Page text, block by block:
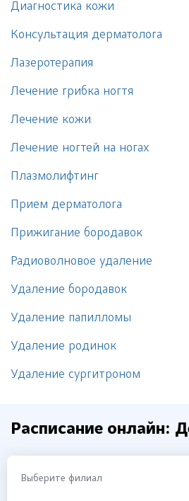
Диагностика кожи
Консультация дерматолога
Лазеротерапия
Лечение грибка ногтя
Лечение кожи
Лечение ногтей на ногах
Плазмолифтинг
Прием дерматолога
Прижигание бородавок
Радиоволновое удаление
Удаление бородавок
Удаление папилломы
Удаление родинок
Удаление сургитроном
Расписание онлайн:
Выберите филиал